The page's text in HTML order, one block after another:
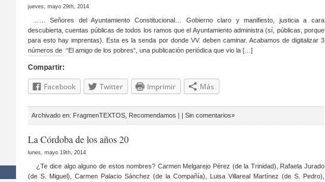
jueves, mayo 29th, 2014
…… Señores del Ayuntamiento Constitucional… Gobierno claro y manifiesto, justicia a cara
descubierta, cuentas públicas de todos los ramos que el Ayuntamiento administra (sí, públicas, porque
para esto hay imprentas). Esta es la senda por donde VV. deben caminar. Acabamos de digitalizar 3
números de “El amigo de los pobres“, una publicación periódica que vio la […]
Compartir:
Facebook Twitter Imprimir Más
Archivado en: FragmenTEXTOS Recomendamos | | Sin comentarios»
La Córdoba de los años 20
lunes, mayo 19th, 2014
¿Te dice algo alguno de estos nombres? Carmen Melgarejo Pérez (de la Trinidad), Rafaela Jurado
(de S. Miguel), Carmen Palacio Sánchez (de la Compañía), Luisa Villareal Martínez (de S. Pedro),